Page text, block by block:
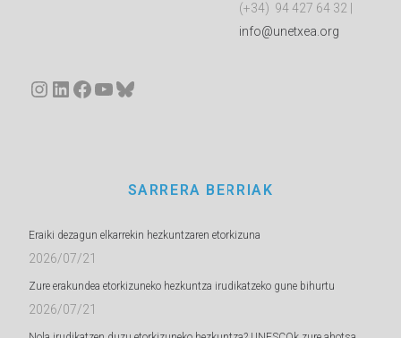
(+34) 94 427 64 32 |
info@unetxea.org
Instagram
LinkedIn
Facebook
YouTube
Bluesky
SARRERA BERRIAK
Eraiki dezagun elkarrekin hezkuntzaren etorkizuna
2026/07/21
Zure erakundea etorkizuneko hezkuntza irudikatzeko gune bihurtu
2026/07/21